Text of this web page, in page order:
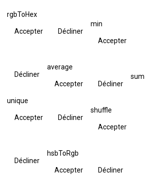
rgbToHex
Accepter Décliner
min
Accepter
Décliner
average
Accepter Décliner
sum
unique
Accepter Décliner
shuffle
Accepter
Décliner
hsbToRgb
Accepter Décliner